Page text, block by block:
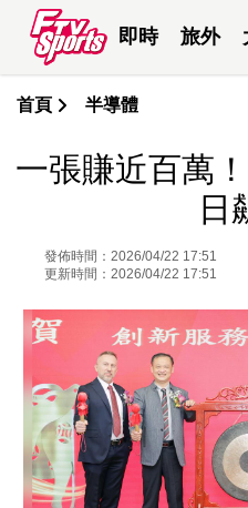
即時 旅外
首頁 半導體
一張賺近百萬
日
發佈時間：2026/04/22 17:51
更新時間：2026/04/22 17:51